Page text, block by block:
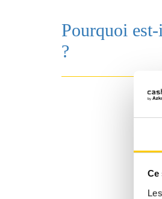
Ce
Pourquoi
?